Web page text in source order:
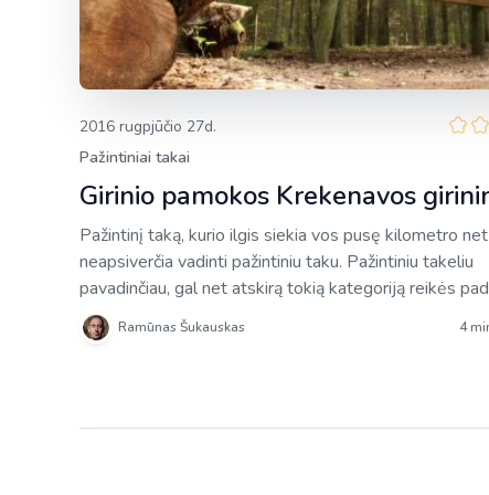
2016 rugpjūčio 27d.
Pažintiniai takai
Girinio pamokos Krekenavos
Pažintinį taką, kurio ilgis siekia vos pusę kilometro
neapsiverčia vadinti pažintiniu taku. Pažintiniu takeliu
pavadinčiau, gal net atskirą tokią kategoriją reikės
tinklaraštyje. Čia dar tik ateities planai, o dabar jį
kaip vadinamas jis Krekenavos regioninio parko
Ramūnas Šukauskas 4